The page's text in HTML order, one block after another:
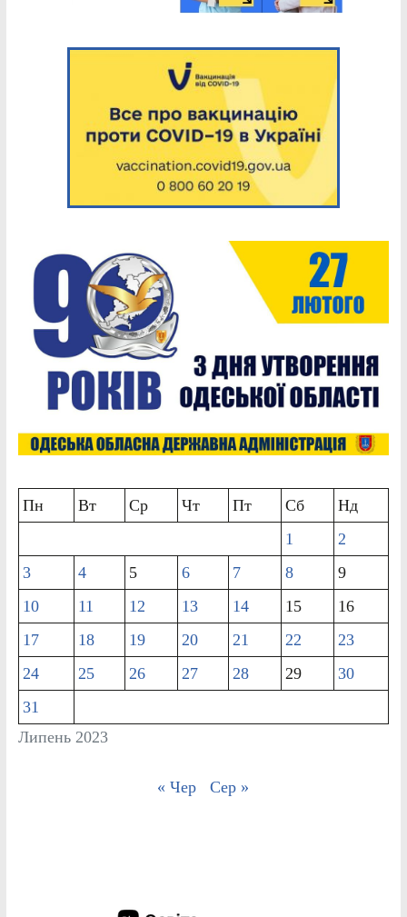
Липень 2023
Пн Вт Ср Чт Пт Сб
Нд
1
2
3
4 5 6 7 8
9
10
11 12 13 14 15
16
17
18 19 20 21 22
23
24
25 26 27 28 29
30
31
« Чер Сер »